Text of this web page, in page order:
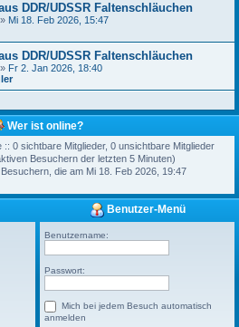
DDR/UDSSR Faltenschläuchen
» Mi 18. Feb 2026, 15:47
DDR/UDSSR Faltenschläuchen
» Fr 2. Jan 2026, 18:40
Wer ist online?
:: 0 sichtbare Mitglieder, 0 unsichtbare Mitglieder
Besuchern der letzten 5 Minuten)
Besuchern, die am Mi 18. Feb 2026, 19:47
Benutzer-Menü
Benutzername:
Passwort:
Mich bei jedem Besuch automatisch
anmelden